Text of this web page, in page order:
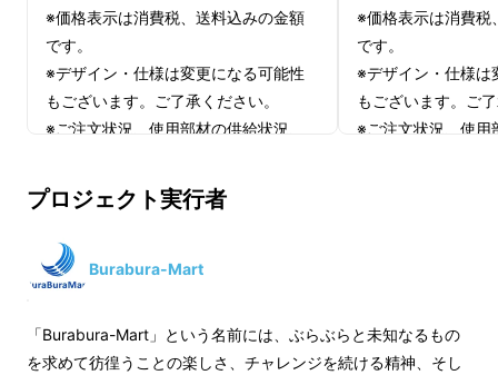
※価格表示は消費税、送料込みの金額
です。
※デザイン・仕様は変更になる可能性
もございます。ご了承ください。
※ご注文状況、使用部材の供給状況、
遅れる場合があります。
※価格表示は消費税
です。
※デザイン・仕様は
もございます。ご
※ご注文状況、使用
プロジェクト実行者
Burabura-Mart
「Burabura-Mart」という名前には、ぶらぶらと未知なるもの
を求めて彷徨うことの楽しさ、チャレンジを続ける精神、そし